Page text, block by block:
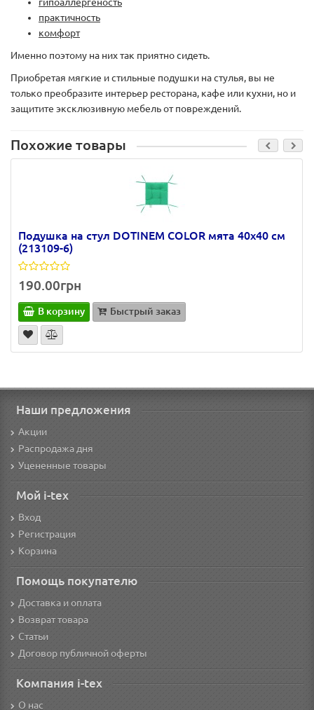
практичность
комфорт
Именно поэтому на них так приятно сидеть.
Приобретая мягкие и стильные подушки на стулья, вы не
только преобразите интерьер ресторана, кафе или кухни, но и
защитите эксклюзивную мебель от повреждений.
Похожие товары
Подушка на стул DOTINEM COLOR мята 40х40 см
(213109-6)
190.00грн
В корзину Быстрый заказ
Наши предложения
Акции
Распродажа дня
Уцененные товары
Мой i-tex
Вход
Регистрация
Корзина
Помощь покупателю
Доставка и оплата
Возврат товара
Статьи
Договор публичной оферты
Компания i-tex
О нас